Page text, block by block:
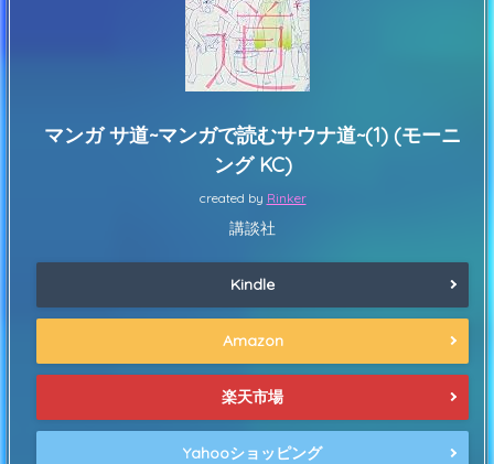
マンガ サ道~マンガで読むサウナ道~(1) (モーニ
ング KC)
created by Rinker
講談社
Kindle
Amazon
楽天市場
Yahooショッピング